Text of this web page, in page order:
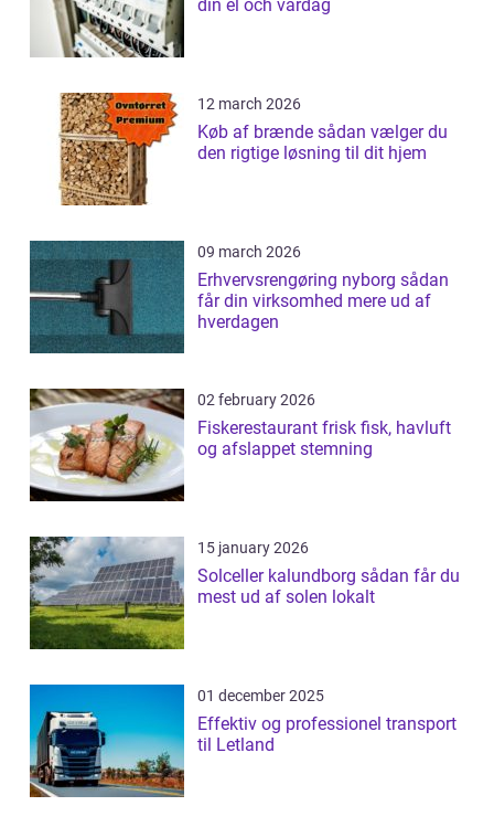
din el och vardag
12 march 2026
Køb af brænde sådan vælger du
den rigtige løsning til dit hjem
09 march 2026
Erhvervsrengøring nyborg sådan
får din virksomhed mere ud af
hverdagen
02 february 2026
Fiskerestaurant frisk fisk, havluft
og afslappet stemning
15 january 2026
Solceller kalundborg sådan får du
mest ud af solen lokalt
01 december 2025
Effektiv og professionel transport
til Letland